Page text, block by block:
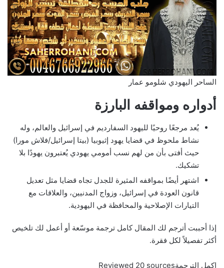
الساحر اليهودي شلومو عمار
أدواره ومواقفه البارزة
يُعد مرجعًا روحيًا لليهود السفارديم في إسرائيل والعالم، وله
نشاط ملحوظ في قضايا يهود إثيوبيا (بيتا إسرائيل/فلاش مورا)
حيث أفتى بأن من لهم نسب أمومي يهودي يُعتبرون يهودًا بلا
تشكيك.
اشتهر أيضًا بمواقفه المثيرة للجدل تجاه قضايا مثل تعديل
قانون العودة في إسرائيل، وزواج المدنيين، والعلاقات مع
التيارات الإصلاحية والمحافظة في اليهودية.
إذا أحببت أترجم لك المقال كامل ترجمة موسّعة أو أعمل لك تلخيص
أكثر تفصيلاً لكل فقرة.
اكمل الترجمةReviewed 20 sources